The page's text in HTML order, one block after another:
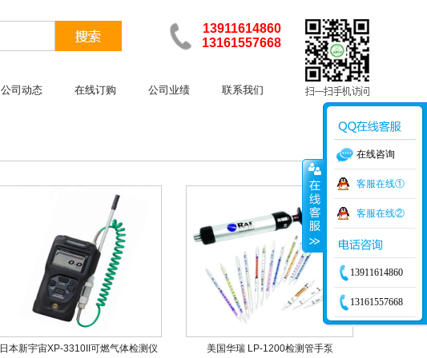
13911614860
13161557668
公司动态 在线订购 公司业绩 联系我们
日本新宇宙XP-3310II可燃气体检测仪 美国华瑞 LP-1200检测管手泵
在线咨询
客服在线①
客服在线②
13911614860
13161557668